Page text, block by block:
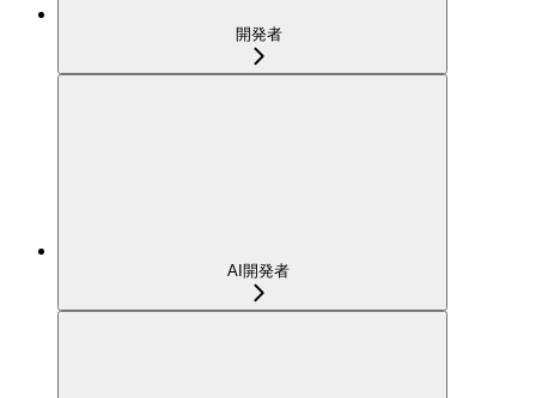
開発者
AI開発者